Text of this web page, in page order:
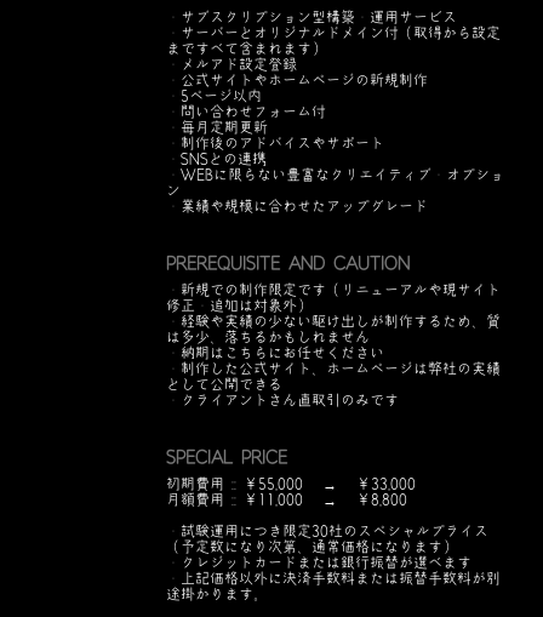
・サブスクリプション型構築・運用サービス
・サーバーとオリジナルドメイン付（取得から設定
まですべて含まれます）
・メルアド設定登録
・公式サイトやホームページの新規制作
・5ページ以内
・問い合わせフォーム付
・毎月定期更新
・制作後のアドバイスやサポート
・SNSとの連携
・WEBに限らない豊富なクリエイティブ・オプショ
ン
・業績や規模に合わせたアップグレード
PREREQUISITE AND CAUTION
・新規での制作限定です（リニューアルや現サイト
修正・追加は対象外）
・経験や実績の少ない駆け出しが制作するため、質
は多少、落ちるかもしれません
・納期はこちらにお任せください
・制作した公式サイト、ホームページは弊社の実績
として公開できる
・クライアントさん直取引のみです
SPECIAL PRICE
初期費用 :: ￥55,000
￥33,000
月額費用 ::
￥11,000 ￥8,800
・試験運用につき限定30社のスペシャルプライス
（予定数になり次第、通常価格になります）
・クレジットカードまたは銀行振替が選べます
・上記価格以外に決済手数料または振替手数料が別
途掛かります。